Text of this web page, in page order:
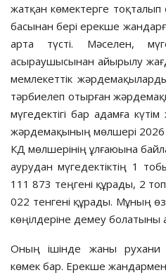
жатқан көмектерге
басынан бері ерекше
арта түсті. Мәселен,
асыраушысынан айырылу
мемлекеттік
тәрбиелеп отырған
мүгедектігі бар адамға
жәрдемақының мөлшері
КД мөлшерінің ұлғаюына
аурудан мүгедектіктің 1
111 873 теңгені құрады, 2
022 тенгені құрады. Мұның
көңілдеріне демеу болатыны
Оның ішінде жаны рухани
көмек бар. Ерекше